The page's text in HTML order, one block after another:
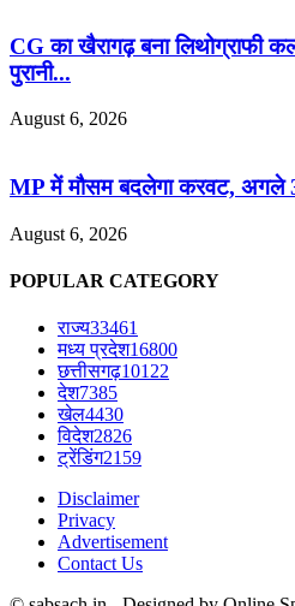
CG का खैरागढ़ बना लिथोग्राफी
पुरानी...
August 6, 2026
MP में मौसम बदलेगा करवट, अगले 3
August 6, 2026
POPULAR CATEGORY
राज्य33461
मध्य प्रदेश16800
छत्तीसगढ़10122
देश7385
खेल4430
विदेश2826
ट्रेंडिंग2159
Disclaimer
Privacy
Advertisement
Contact Us